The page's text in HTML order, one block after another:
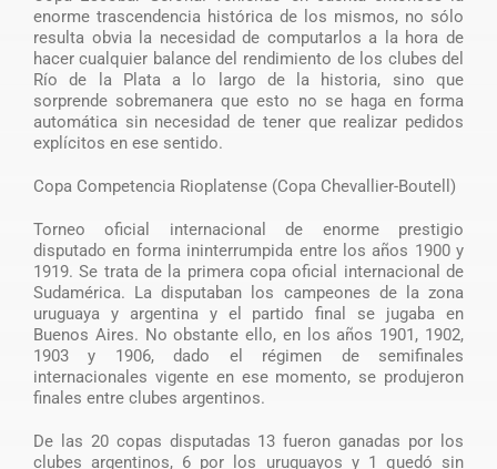
enorme trascendencia histórica de los mismos, no sólo
resulta obvia la necesidad de computarlos a la hora de
hacer cualquier balance del rendimiento de los clubes del
Río de la Plata a lo largo de la historia, sino que
sorprende sobremanera que esto no se haga en forma
automática sin necesidad de tener que realizar pedidos
explícitos en ese sentido.
Copa Competencia Rioplatense (Copa Chevallier-Boutell)
Torneo oficial internacional de enorme prestigio
disputado en forma ininterrumpida entre los años 1900 y
1919. Se trata de la primera copa oficial internacional de
Sudamérica. La disputaban los campeones de la zona
uruguaya y argentina y el partido final se jugaba en
Buenos Aires. No obstante ello, en los años 1901, 1902,
1903 y 1906, dado el régimen de semifinales
internacionales vigente en ese momento, se produjeron
finales entre clubes argentinos.
De las 20 copas disputadas 13 fueron ganadas por los
clubes argentinos, 6 por los uruguayos y 1 quedó sin